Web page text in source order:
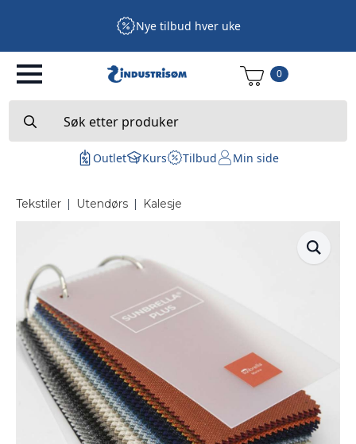
Nye tilbud hver uke
0
for:
Outlet Kurs Tilbud Min side
Tekstiler | Utendørs | Kalesje